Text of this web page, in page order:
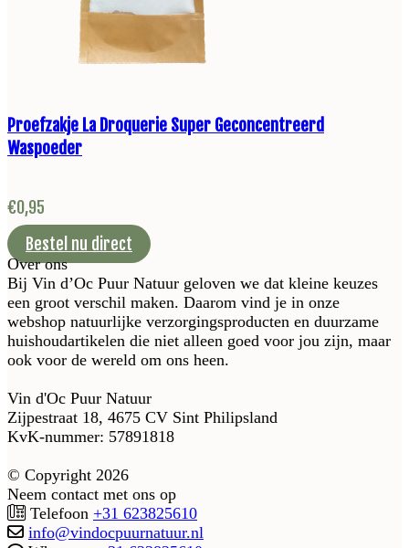
Proefzakje La Droquerie Super Geconcentreerd
Waspoeder
€0,95
Bestel nu direct
Over ons
Bij Vin d’Oc Puur Natuur geloven we dat kleine keuzes
een groot verschil maken. Daarom vind je in onze
webshop natuurlijke verzorgingsproducten en duurzame
huishoudartikelen die niet alleen goed voor jou zijn, maar
ook voor de wereld om ons heen.
Vin d'Oc Puur Natuur
Zijpestraat 18, 4675 CV Sint Philipsland
KvK-nummer: 57891818
© Copyright 2026
Neem contact met ons op
Telefoon +31 623825610
info@vindocpuurnatuur.nl